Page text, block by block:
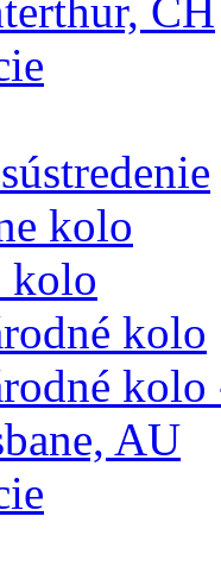
CH
kolo
kolo
kolo
kolo
AU